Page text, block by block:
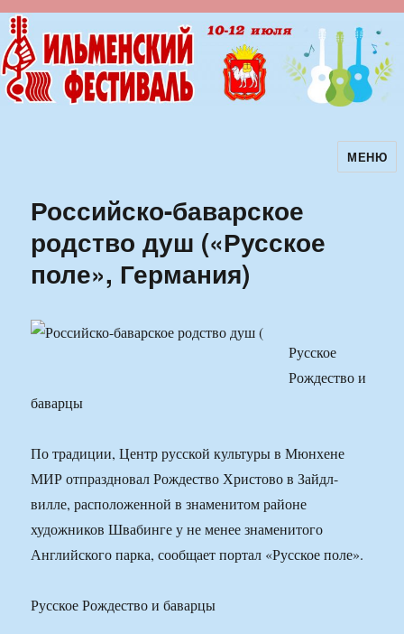
Ильменский фестиваль авторскойМЕНЮ
Российско-баварское
родство душ («Русское
поле», Германия)
Русское
Рождество и
баварцы
По традиции, Центр русской культуры в Мюнхене
МИР отпраздновал Рождество Христово в Зайдл-
вилле, расположенной в знаменитом районе
художников Швабинге у не менее знаменитого
Английского парка, сообщает портал «Русское поле».
Русское Рождество и баварцы